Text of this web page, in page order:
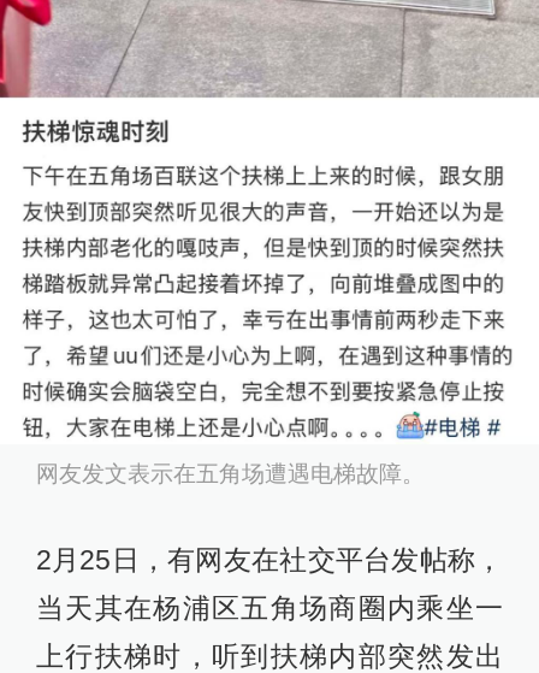
网友发文表示在五角场遭遇电梯故障。
2月25日，有网友在社交平台发帖称，
当天其在杨浦区五角场商圈内乘坐一
上行扶梯时，听到扶梯内部突然发出